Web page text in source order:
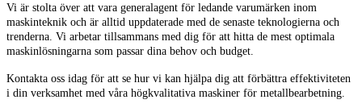
Vi är stolta över att vara generalagent för ledande varumärken inom
maskinteknik och är alltid uppdaterade med de senaste teknologierna och
trenderna. Vi arbetar tillsammans med dig för att hitta de mest optimala
maskinlösningarna som passar dina behov och budget.
Kontakta oss idag för att se hur vi kan hjälpa dig att förbättra effektiviteten
i din verksamhet med våra högkvalitativa maskiner för metallbearbetning.